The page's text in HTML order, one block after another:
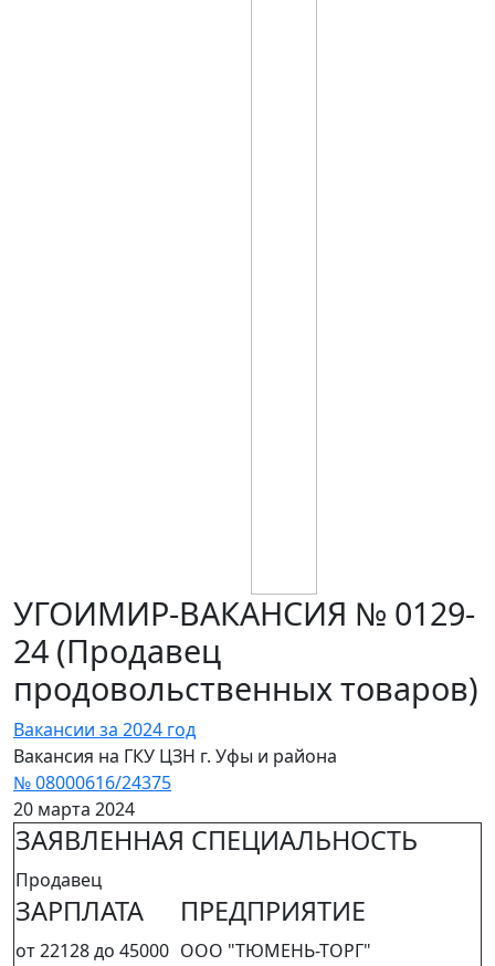
УГОИМИР-ВАКАНСИЯ № 0129-
24 (Продавец
продовольственных товаров)
Вакансии за 2024 год
Вакансия на ГКУ ЦЗН г. Уфы и района
№ 08000616/24375
20 марта 2024
ЗАЯВЛЕННАЯ СПЕЦИАЛЬНОСТЬ
Продавец
ЗАРПЛАТА ПРЕДПРИЯТИЕ
от 22128 до 45000 ООО "ТЮМЕНЬ-ТОРГ"